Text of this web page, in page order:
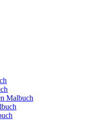
Malbuch